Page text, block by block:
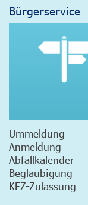
Bürgerservice
Ummeldung
Anmeldung
Abfallkalender
Beglaubigung
KFZ-Zulassung